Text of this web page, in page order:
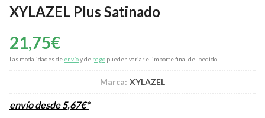
XYLAZEL Plus Satinado
21,75€
Las modalidades de envíoy de pago pueden variar el importe final del pedido.
Marca: XYLAZEL
envío desde5,67€*